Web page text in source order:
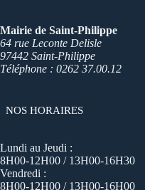
Mairie de Saint-Philippe
64 rue Leconte Delisle
97442 Saint-Philippe
Téléphone : 0262 37.00.12
NOS HORAIRES
Lundi au Jeudi :
8H00-12H00 / 13H00-16H30
Vendredi :
8H00-12H00 / 13H00-16H00